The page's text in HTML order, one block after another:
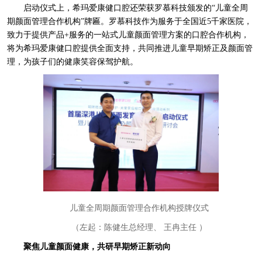
启动仪式上，希玛爱康健口腔还荣获罗慕科技颁发的“儿童全周
期颜面管理合作机构”牌匾。罗慕科技作为服务于全国近5千家医院，
致力于提供产品+服务的一站式儿童颜面管理方案的口腔合作机构，
将为希玛爱康健口腔提供全面支持，共同推进儿童早期矫正及颜面管
理，为孩子们的健康笑容保驾护航。
儿童全周期颜面管理合作机构授牌仪式
（左起：陈健生总经理、 王冉主任 ）
聚焦儿童颜面健康，共研早期矫正新动向